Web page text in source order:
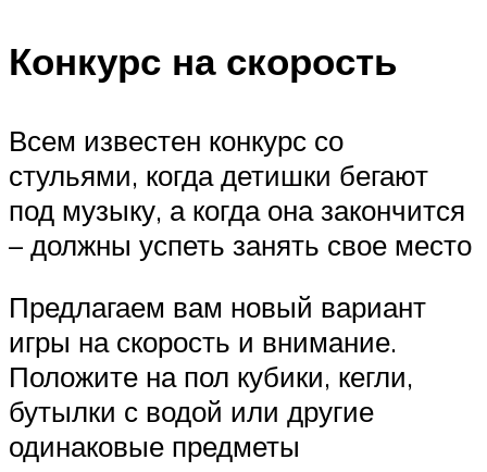
Конкурс на скорость
Всем известен конкурс со
стульями, когда детишки бегают
под музыку, а когда она закончится
– должны успеть занять свое место
Предлагаем вам новый вариант
игры на скорость и внимание.
Положите на пол кубики, кегли,
бутылки с водой или другие
одинаковые предметы